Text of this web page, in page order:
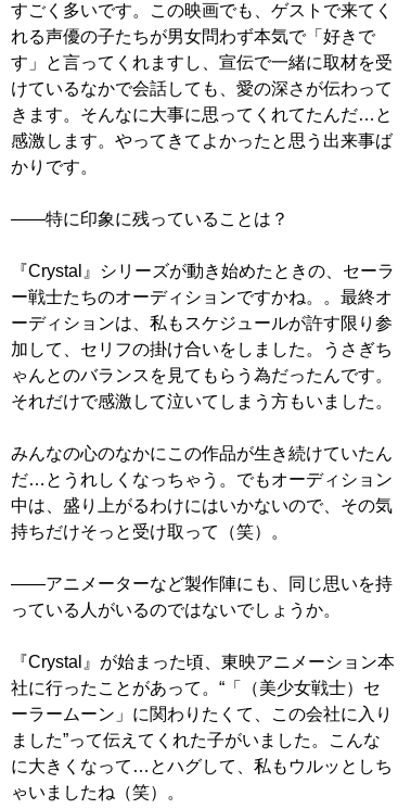
すごく多いです。この映画でも、ゲストで来てく
れる声優の子たちが男女問わず本気で「好きで
す」と言ってくれますし、宣伝で一緒に取材を受
けているなかで会話しても、愛の深さが伝わって
きます。そんなに大事に思ってくれてたんだ…と
感激します。やってきてよかったと思う出来事ば
かりです。
――特に印象に残っていることは？
『Crystal』シリーズが動き始めたときの、セーラ
ー戦士たちのオーディションですかね。。最終オ
ーディションは、私もスケジュールが許す限り参
加して、セリフの掛け合いをしました。うさぎち
ゃんとのバランスを見てもらう為だったんです。
それだけで感激して泣いてしまう方もいました。
みんなの心のなかにこの作品が生き続けていたん
だ…とうれしくなっちゃう。でもオーディション
中は、盛り上がるわけにはいかないので、その気
持ちだけそっと受け取って（笑）。
――アニメーターなど製作陣にも、同じ思いを持
っている人がいるのではないでしょうか。
『Crystal』が始まった頃、東映アニメーション本
社に行ったことがあって。“「（美少女戦士）セ
ーラームーン」に関わりたくて、この会社に入り
ました”って伝えてくれた子がいました。こんな
に大きくなって…とハグして、私もウルッとしち
ゃいましたね（笑）。